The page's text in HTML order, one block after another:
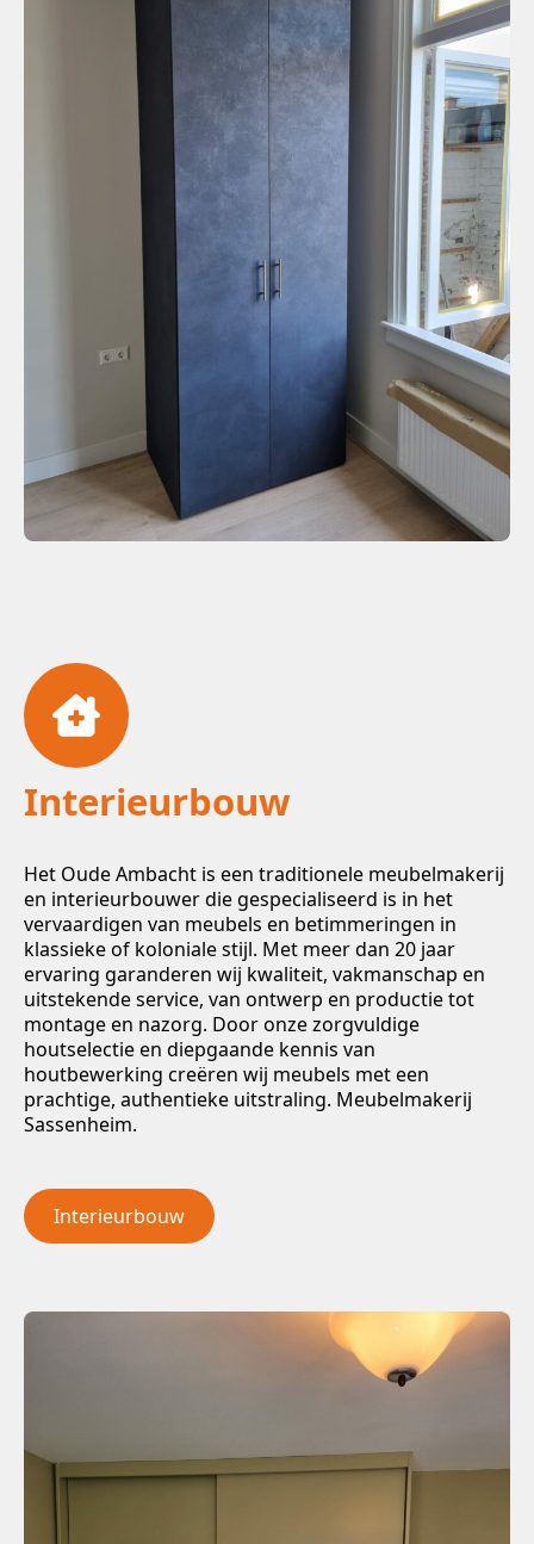
Interieurbouw
Het Oude Ambacht is een traditionele meubelmakerij
en interieurbouwer die gespecialiseerd is in het
vervaardigen van meubels en betimmeringen in
klassieke of koloniale stijl. Met meer dan 20 jaar
ervaring garanderen wij kwaliteit, vakmanschap en
uitstekende service, van ontwerp en productie tot
montage en nazorg. Door onze zorgvuldige
houtselectie en diepgaande kennis van
houtbewerking creëren wij meubels met een
prachtige, authentieke uitstraling. Meubelmakerij
Sassenheim.
Interieurbouw